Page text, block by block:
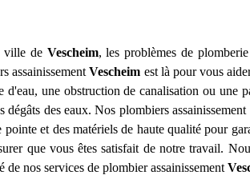
ville de Vescheim, les problèmes de
assainissementVescheim est là pour vous
d'eau, une obstruction de canalisation ou une
dégâts des eaux. Nos plombiers assainissement
pointe et des matériels de haute qualité pour
que vous êtes satisfait de notre travail.
de nos services de plombier assainissement